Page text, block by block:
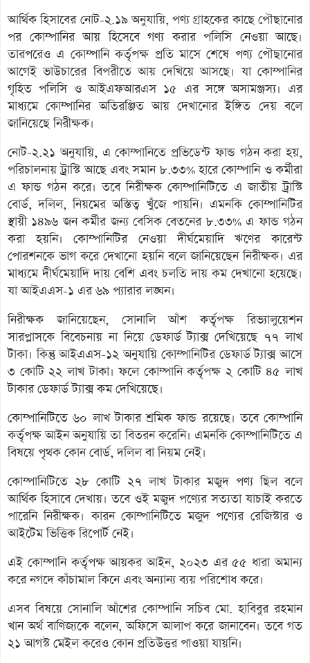
আর্থিক হিসাবের নোট-২.১৯ অনুযায়ি, পণ্য গ্রাহকের কাছে পৌছানোর
পর কোম্পানির আয় হিসেবে গণ্য করার পলিসি নেওয়া আছে।
তারপরেও এ কোম্পানি কর্তৃপক্ষ প্রতি মাসে শেষে পণ্য পৌছানোর
আগেই ভাউচারের বিপরীতে আয় দেখিয়ে আসছে। যা কোম্পানির
গৃহিত পলিসি ও আইএফআরএস ১৫ এর সঙ্গে অসামঞ্জস্য। এর
মাধ্যমে কোম্পানির অতিরঞ্জিত আয় দেখানোর ইঙ্গিত দেয় বলে
জানিয়েছে নিরীক্ষক।
নোট-২.২১ অনুযায়ি, এ কোম্পানিতে প্রভিডেন্ট ফান্ড গঠন করা হয়,
পরিচালনায় ট্রাস্টি আছে এবং সমান ৮.৩৩% হারে কোম্পানি ও কর্মীরা
এ ফান্ড গঠন করে। তবে নিরীক্ষক কোম্পানিটিতে এ জাতীয় ট্রাস্টি
বোর্ড, দলিল, নিয়মের অস্তিত্ব খুঁজে পায়নি। এমনকি কোম্পানিটির
স্থায়ী ১৪৯৬ জন কর্মীর জন্য বেসিক বেতনের ৮.৩৩% এ ফান্ড গঠন
করা হয়নি। কোম্পানিটির নেওয়া দীর্ঘমেয়াদি ঋণের কারেন্ট
পোরশনকে ভাগ করে দেখানো হয়নি বলে জানিয়েছেন নিরীক্ষক। এর
মাধ্যমে দীর্ঘমেয়াদি দায় বেশি এবং চলতি দায় কম দেখানো হয়েছে।
যা আইএএস-১ এর ৬৯ প্যারার লঙ্ঘন।
নিরীক্ষক জানিয়েছেন, সোনালি আঁশ কর্তৃপক্ষ রিভ্যালুয়েশন
সারপ্লাসকে বিবেচনায় না নিয়ে ডেফার্ড ট্যাক্স দেখিয়েছে ৭৭ লাখ
টাকা। কিন্তু আইএএস-১২ অনুযায়ি কোম্পানিটির ডেফার্ড ট্যাক্স আসে
৩ কোটি ২২ লাখ টাকা। ফলে কোম্পানি কর্তৃপক্ষ ২ কোটি ৪৫ লাখ
টাকার ডেফার্ড ট্যাক্স কম দেখিয়েছে।
কোম্পানিটিতে ৬০ লাখ টাকার শ্রমিক ফান্ড রয়েছে। তবে কোম্পানি
কর্তৃপক্ষ আইন অনুযায়ি তা বিতরন করেনি। এমনকি কোম্পানিটিতে এ
বিষয়ে পৃথক কোন বোর্ড, দলিল বা নিয়ম নেই।
কোম্পানিটিতে ২৮ কোটি ২৭ লাখ টাকার মজুদ পণ্য ছিল বলে
আর্থিক হিসাবে দেখায়। তবে ওই মজুদ পণ্যের সত্যতা যাচাই করতে
পারেনি নিরীক্ষক। কারন কোম্পানিটিতে মজুদ পণ্যের রেজিস্টার ও
আইটেম ভিত্তিক রিপোর্ট নেই।
এই কোম্পানি কর্তৃপক্ষ আয়কর আইন, ২০২৩ এর ৫৫ ধারা অমান্য
করে নগদে কাঁচামাল কিনে এবং অন্যান্য ব্যয় পরিশোধ করে।
এসব বিষয়ে সোনালি আঁশের কোম্পানি সচিব মো. হাবিবুর রহমান
খান অর্থ বাণিজ্যকে বলেন, অফিসে আলাপ করে জানাবেন। তবে গত
২১ আগস্ট মেইল করেও কোন প্রতিউত্তর পাওয়া যায়নি।